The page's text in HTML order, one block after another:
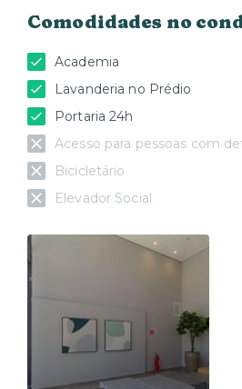
Comodidades no
Academia
Lavanderia no Prédio
Portaria 24h
Acesso para pessoas com
Bicicletário
Elevador Social